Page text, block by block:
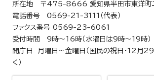
所在地 〒475-8666 愛知県半田市東洋町
電話番号 0569-21-3111（代表）
ファクス番号 0569-23-6061
受付時間 9時～16時（水曜日は9時～19時）
開庁日 月曜日～金曜日（国民の祝日・12月
く）